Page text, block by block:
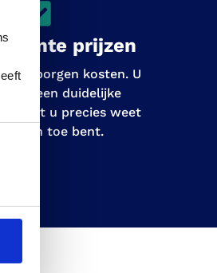
prijzen
verborgen kosten. U
een duidelijke
zodat u precies weet
u aan toe bent.